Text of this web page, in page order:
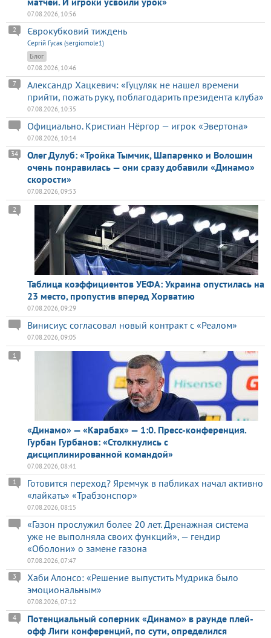
07.08.2026, 10:56
Єврокубковий тиждень
2
Сергій Гусак (sergiomole1)
Блог
07.08.2026, 10:46
Александр Хацкевич: «Гуцуляк не нашел времени
прийти, пожать руку, поблагодарить президента клуба»
7
07.08.2026, 10:35
Официально. Кристиан Нёргор — игрок «Эвертона»
07.08.2026, 10:14
Олег Дулуб: «Тройка Тымчик, Шапаренко и Волошин
очень понравилась — они сразу добавили «Динамо»
скорости»
34
07.08.2026, 09:53
Таблица коэффициентов УЕФА: Украина опустилась на
23 место, пропустив вперед Хорватию
2
07.08.2026, 09:29
Винисиус согласовал новый контракт с «Реалом»
07.08.2026, 09:05
«Динамо» — «Карабах» — 1:0. Пресс-конференция.
Гурбан Гурбанов: «Столкнулись с
дисциплинированной командой»
1
07.08.2026, 08:41
Готовится переход? Яремчук в пабликах начал активно
«лайкать» «Трабзонспор»
1
07.08.2026, 08:15
«Газон прослужил более 20 лет. Дренажная система
уже не выполняла своих функций», — гендир
«Оболони» о замене газона
07.08.2026, 07:47
Хаби Алонсо: «Решение выпустить Мудрика было
эмоциональным»
3
07.08.2026, 07:12
Потенциальный соперник «Динамо» в раунде плей-
офф Лиги конференций, по сути, определился
4